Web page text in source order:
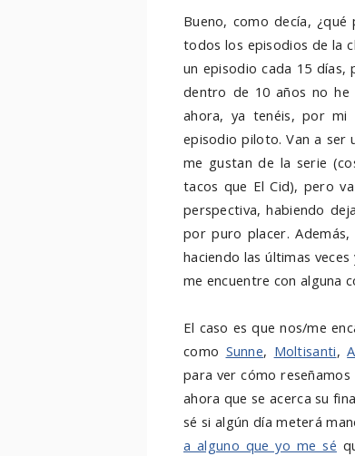
Bueno, como decía,
todos los episodios de la
un episodio cada 15
dentro de 10 años no he
ahora, ya tenéis, por
episodio piloto. Van a ser
me gustan de la serie
tacos que El Cid), pero
perspectiva, habiendo
por puro placer.
haciendo las últimas
me encuentre con alguna
El caso es que nos/me
como Sunne, Moltisanti,
para ver cómo
ahora que se acerca su
sé si algún día meterá
a alguno que yo me sé